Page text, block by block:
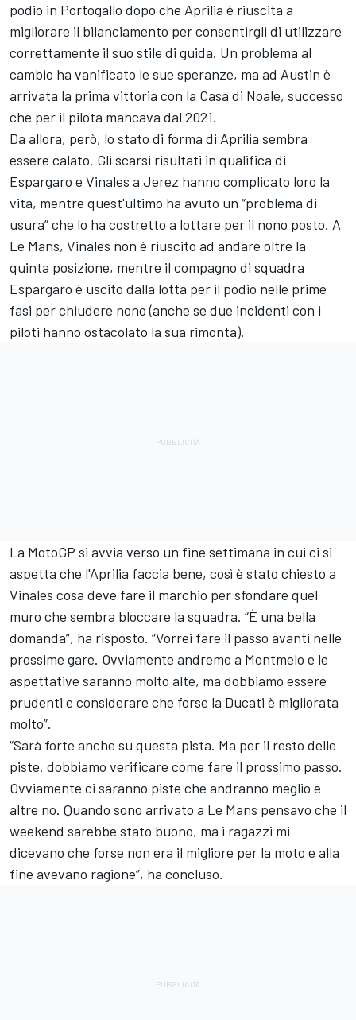
podio in Portogallo dopo che Aprilia è riuscita a
migliorare il bilanciamento per consentirgli di utilizzare
correttamente il suo stile di guida. Un problema al
cambio ha vanificato le sue speranze, ma ad Austin è
arrivata la prima vittoria con la Casa di Noale, successo
che per il pilota mancava dal 2021.
Da allora, però, lo stato di forma di Aprilia sembra
essere calato. Gli scarsi risultati in qualifica di
Espargaro e Vinales a Jerez hanno complicato loro la
vita, mentre quest'ultimo ha avuto un “problema di
usura” che lo ha costretto a lottare per il nono posto. A
Le Mans, Vinales non è riuscito ad andare oltre la
quinta posizione, mentre il compagno di squadra
Espargaro è uscito dalla lotta per il podio nelle prime
fasi per chiudere nono (anche se due incidenti con i
piloti hanno ostacolato la sua rimonta).
La MotoGP si avvia verso un fine settimana in cui ci si
aspetta che l'Aprilia faccia bene, così è stato chiesto a
Vinales cosa deve fare il marchio per sfondare quel
muro che sembra bloccare la squadra. “È una bella
domanda”, ha risposto. “Vorrei fare il passo avanti nelle
prossime gare. Ovviamente andremo a Montmelo e le
aspettative saranno molto alte, ma dobbiamo essere
prudenti e considerare che forse la Ducati è migliorata
molto”.
“Sarà forte anche su questa pista. Ma per il resto delle
piste, dobbiamo verificare come fare il prossimo passo.
Ovviamente ci saranno piste che andranno meglio e
altre no. Quando sono arrivato a Le Mans pensavo che il
weekend sarebbe stato buono, ma i ragazzi mi
dicevano che forse non era il migliore per la moto e alla
fine avevano ragione”, ha concluso.